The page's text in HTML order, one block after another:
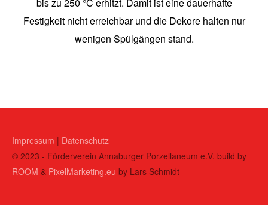
Festigkeit nicht erreichbar und die Dekore halten nur
wenigen Spülgängen stand.
Impressum | Datenschutz
© 2023 - Förderverein Annaburger Porzellaneum e.V. build by
ROOM & PixelMarketing.eu by Lars Schmidt